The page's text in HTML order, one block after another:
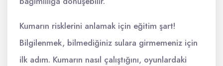
Kumarın risklerini anlamak için eğitim şart!
Bilgilenmek, bilmediğiniz sulara girmemeniz için
ilk adım. Kumarın nasıl çalıştığını, oyunlardaki